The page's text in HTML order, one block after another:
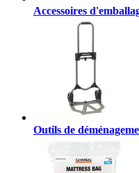
Accessoires
Outils de